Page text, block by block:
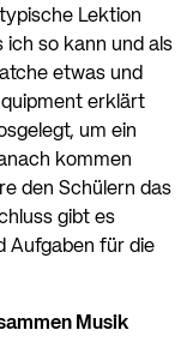
Lektion
ich so kann und als
etwas und
erklärt
um ein
kommen
den Schülern das
gibt es
Aufgaben für die
Musik